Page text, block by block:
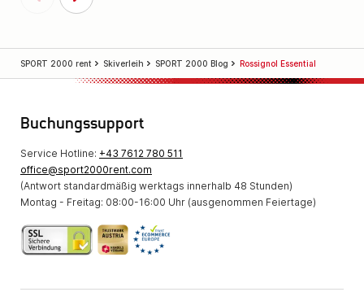
SPORT 2000 rent Skiverleih SPORT 2000 Blog Rossignol Essential
Buchungssupport
Service Hotline: +43 7612 780 511
office@sport2000rent.com
(Antwort standardmäßig werktags innerhalb 48 Stunden)
Montag - Freitag: 08:00-16:00 Uhr (ausgenommen Feiertage)